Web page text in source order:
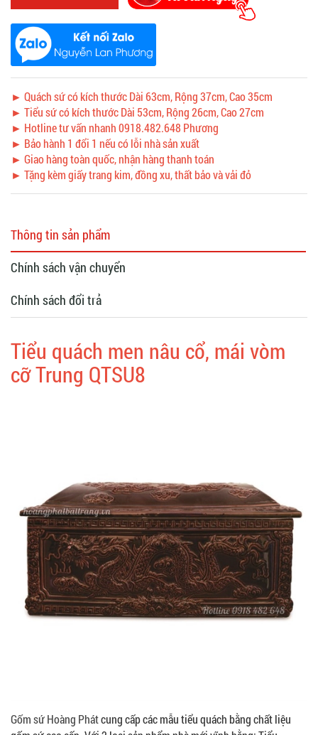
► Quách sứ có kích thước Dài 63cm, Rộng 37cm, Cao 35cm
► Tiểu sứ có kích thước Dài 53cm, Rộng 26cm, Cao 27cm
► Hotline tư vấn nhanh 0918.482.648 Phương
► Bảo hành 1 đổi 1 nếu có lỗi nhà sản xuất
► Giao hàng toàn quốc, nhận hàng thanh toán
► Tặng kèm giấy trang kim, đồng xu, thất bảo và vải đỏ
Thông tin sản phẩm
Chính sách vận chuyển
Chính sách đổi trả
Tiểu quách men nâu cổ, mái vòm
cỡ Trung QTSU8
Gốm sứ Hoàng Phátcung cấp các mẫu tiểu quách bằng chất liệu